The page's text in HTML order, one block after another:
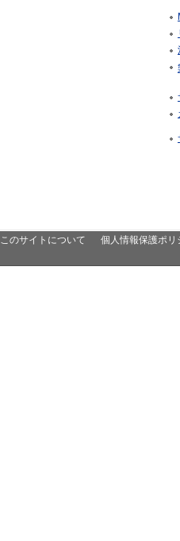
このサイトについて 個人情報保護ポリ